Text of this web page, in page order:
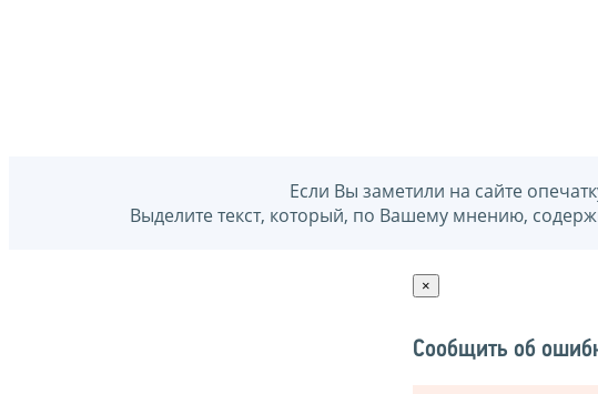
Если Вы заметили на сайте
Выделите текст, который, по Вашему мнению,
×
Сообщить об